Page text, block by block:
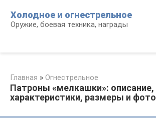
контенту
Холодное и огнестрельное
Оружие, боевая техника, награды
Главная » Огнестрельное
Патроны «мелкашки»: описание,
характеристики, размеры и фото